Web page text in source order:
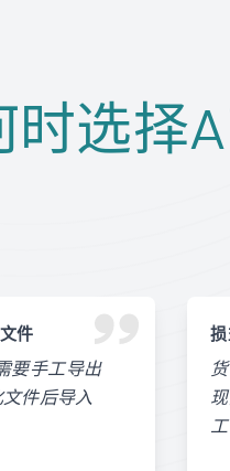
时选择
件
要手工导出
件后导入